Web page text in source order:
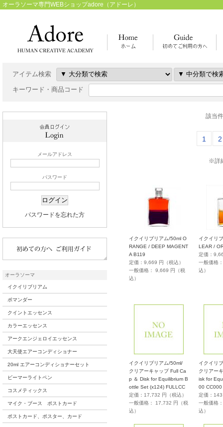
オーラソーマ専門WEBショップadore（アドーレ）
アイテム検索
キーワード・商品コード
メールアドレス
パスワード
パスワードを忘れた方
オーラソーマ
イクイリブリアム
ポマンダー
クイントエッセンス
カラーエッセンス
アークエンジェロイエッセンス
大天使エアーコンディショナー
20ml エアーコンディショナーセット
ビーマーライトペン
コスメティックス
マイク・ブース ポストカード
ポストカード、ポスター、カード
該当
1 2
※詳
イクイリブリアム/50ml O
RANGE / DEEP MAGENT
A B119
定価：9,669 円（税込）
一般価格： 9,669 円（税
込）
イクイリ
LEAR /
定価：
一般価格
込）
イクイリブリアム/50ml/
クリアーキャップ Full Ca
p ＆ Disk for Equilibrium B
ottle Set (x124) FULLCC
定価：17,732 円（税込）
一般価格： 17,732 円（税
込）
イクイリ
クリアー
isk for
00 CC000
定価：
一般価格
込）